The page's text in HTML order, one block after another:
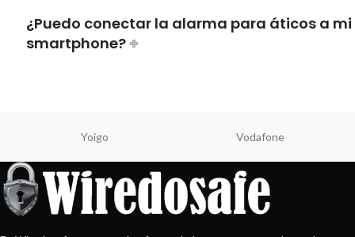
¿Puedo conectar la alarma para áticos a mi
smartphone?
Yoigo Vodafone